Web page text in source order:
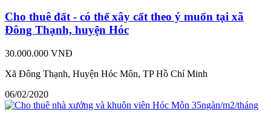
Cho thuê đất - có thể xây cất theo ý muốn tại xã
Đông Thạnh, huyện Hóc
30.000.000 VNĐ
Xã Đông Thạnh, Huyện Hóc Môn, TP Hồ Chí Minh
06/02/2020